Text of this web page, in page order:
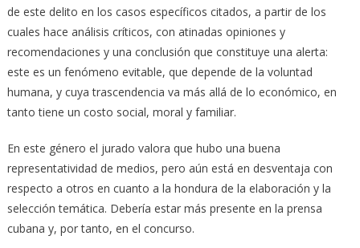
de este delito en los casos específicos citados, a partir de los
cuales hace análisis críticos, con atinadas opiniones y
recomendaciones y una conclusión que constituye una alerta:
este es un fenómeno evitable, que depende de la voluntad
humana, y cuya trascendencia va más allá de lo económico, en
tanto tiene un costo social, moral y familiar.
En este género el jurado valora que hubo una buena
representatividad de medios, pero aún está en desventaja con
respecto a otros en cuanto a la hondura de la elaboración y la
selección temática. Debería estar más presente en la prensa
cubana y, por tanto, en el concurso.